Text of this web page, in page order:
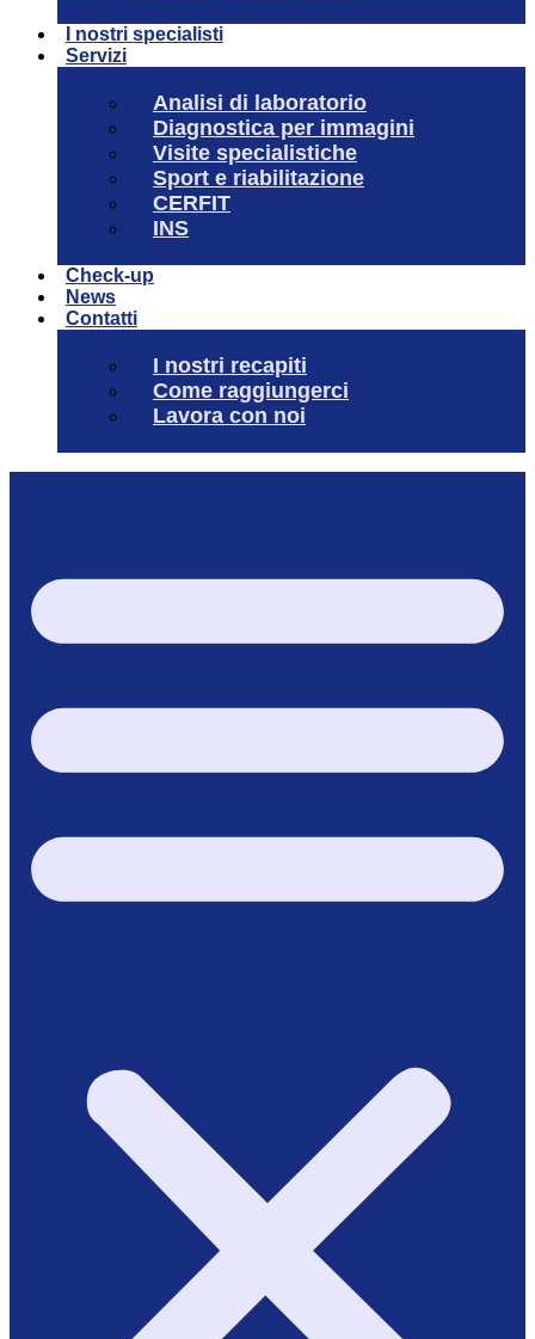
I nostri specialisti
Servizi
Analisi di laboratorio
Diagnostica per immagini
Visite specialistiche
Sport e riabilitazione
CERFIT
INS
Check-up
News
Contatti
I nostri recapiti
Come raggiungerci
Lavora con noi